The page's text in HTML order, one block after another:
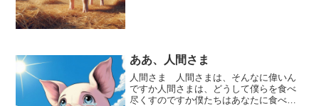
ああ、人間さま
人間さま 人間さまは、そんなに偉いん
ですか人間さまは、どうして僕らを食べ
尽くすのですか僕たちはあなたに食べら